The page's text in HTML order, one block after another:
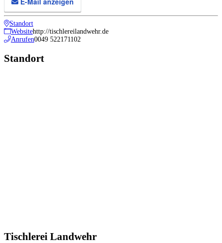
Standort
Websitehttp://tischlereilandwehr.de
Anrufen0049 522171102
Standort
Tischlerei Landwehr